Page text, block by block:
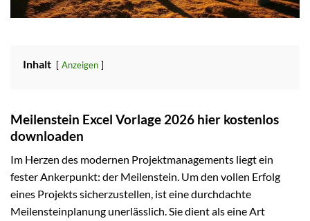
Inhalt Anzeigen
Meilenstein Excel Vorlage 2026 hier kostenlos
downloaden
Im Herzen des modernen Projektmanagements liegt ein
fester Ankerpunkt: der Meilenstein. Um den vollen Erfolg
eines Projekts sicherzustellen, ist eine durchdachte
Meilensteinplanung unerlässlich. Sie dient als eine Art